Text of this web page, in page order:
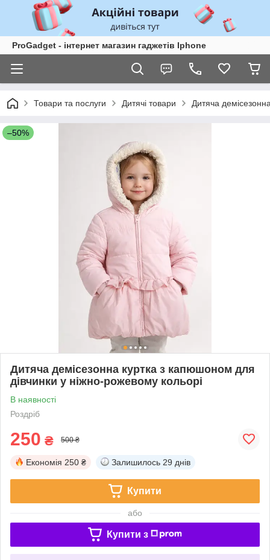
ProGadget - iнтернет магазин гаджетів Iphone
Товари та послуги Дитячі товари Дитяча
–50%
Дитяча демісезонна куртка з капюшоном для
дівчинки у ніжно-рожевому кольорі
В наявності
Роздріб
250 ₴ 500 ₴
Економія 250 ₴ Залишилось 29 днів
Купити
або
Купити з